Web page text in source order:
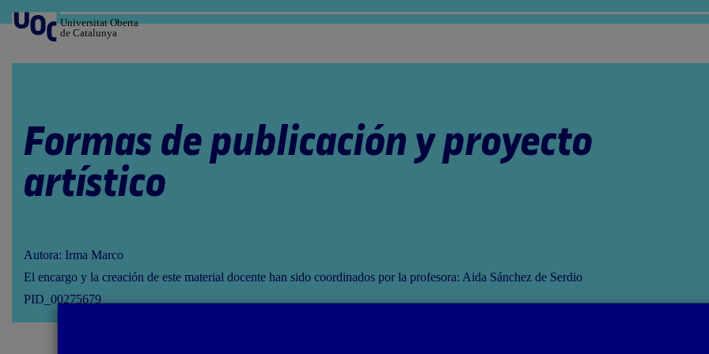
al
contenido
Universitat Oberta
de Catalunya
Formas de publicación y proyecto
artístico
Autora: Irma Marco
El encargo y la creación de este material docente han sido coordinados por la profesora: Aida Sánchez de Serdio
PID_00275679